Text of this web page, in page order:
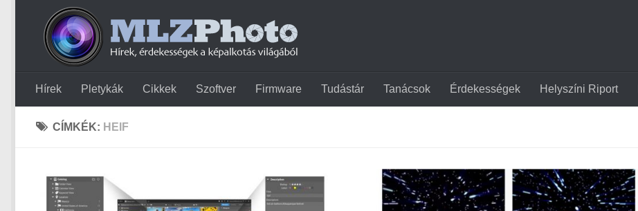
Hírek Pletykák Cikkek Szoftver Firmware Tudástár Tanácsok Érdekességek Helyszíni Riport
CÍMKÉK: HEIF